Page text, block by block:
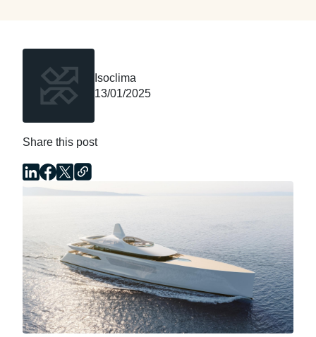
Isoclima
13/01/2025
Share this post